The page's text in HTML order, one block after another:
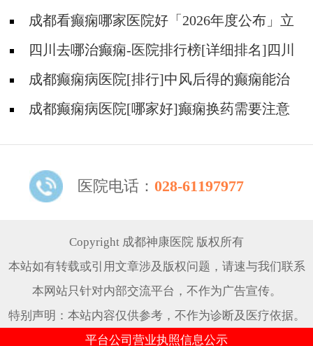
好?成都看癫痫哪家医院好「2026年度公布」立
冬后癫痫病人应多注意什么?
四川去哪治癫痫-医院排行榜[详细排名]四川
哪儿能有效治疗癫痫?
成都癫痫病医院[排行]中风后得的癫痫能治
吗
成都癫痫病医院[哪家好]癫痫换药需要注意
医院电话： 028-61197977
Copyright 成都神康医院 版权所有
本站如有转载或引用文章涉及版权问题，请速与我们联系
本网站只针对内部交流平台，不作为广告宣传。
特别声明：本站内容仅供参考，不作为诊断及医疗依据。
平台公司营业执照信息公示